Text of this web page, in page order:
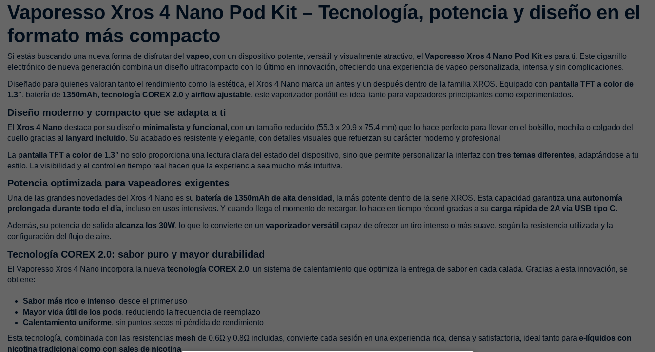
Vaporesso Xros 4 Nano Pod Kit – Tecnología, potencia y diseño en el
formato más compacto
Si estás buscando una nueva forma de disfrutar del vapeo, con un dispositivo potente, versátil y visualmente atractivo, el Vaporesso Xros 4 Nano Pod Kit es para ti. Este cigarrillo
electrónico de nueva generación combina un diseño ultracompacto con lo último en innovación, ofreciendo una experiencia de vapeo personalizada, intensa y sin complicaciones.
Diseñado para quienes valoran tanto el rendimiento como la estética, el Xros 4 Nano marca un antes y un después dentro de la familia XROS. Equipado con pantalla TFT a color de
1.3”, batería de 1350mAh, tecnología COREX 2.0 y airflow ajustable, este vaporizador portátil es ideal tanto para vapeadores principiantes como experimentados.
Diseño moderno y compacto que se adapta a ti
El Xros 4 Nano destaca por su diseño minimalista y funcional , con un tamaño reducido (55.3 x 20.9 x 75.4 mm) que lo hace perfecto para llevar en el bolsillo, mochila o colgado del
cuello gracias al
lanyard incluido. Su acabado es resistente y elegante, con detalles visuales que refuerzan su carácter moderno y profesional.
La pantalla TFT a color de 1.3” no solo proporciona una lectura clara del estado del dispositivo, sino que permite personalizar la interfaz con tres temas diferentes, adaptándose a tu
estilo. La visibilidad y el control en tiempo real hacen que la experiencia sea mucho más intuitiva.
Potencia optimizada para vapeadores exigentes
Una de las grandes novedades del Xros 4 Nano es su batería de 1350mAh de alta densidad , la más potente dentro de la serie XROS. Esta capacidad garantiza una autonomía
prolongada durante todo el día, incluso en usos intensivos. Y cuando llega el momento de recargar, lo hace en tiempo récord gracias a su carga rápida de 2A vía USB tipo C.
Además, su potencia de salida alcanza los 30W, lo que lo convierte en un vaporizador versátil capaz de ofrecer un tiro intenso o más suave, según la resistencia utilizada y la
configuración del flujo de aire.
Tecnología COREX 2.0: sabor puro y mayor durabilidad
El Vaporesso Xros 4 Nano incorpora la nueva tecnología COREX 2.0, un sistema de calentamiento que optimiza la entrega de sabor en cada calada. Gracias a esta innovación, se
obtiene:
Sabor más rico e intenso, desde el primer uso
Mayor vida útil de los pods, reduciendo la frecuencia de reemplazo
Calentamiento uniforme, sin puntos secos ni pérdida de rendimiento
Esta tecnología, combinada con las resistencias mesh de 0.6Ω y 0.8Ω incluidas, convierte cada sesión en una experiencia rica, densa y satisfactoria, ideal tanto para e-líquidos con
nicotina tradicional como con sales de nicotina.